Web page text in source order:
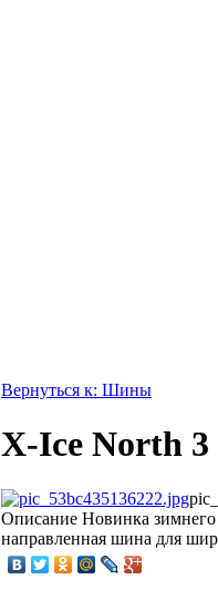
Вернуться к: Шины
X-Ice North 3
Описание Новинка
направленная шина для